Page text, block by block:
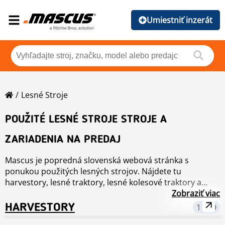
Umiestniť inzerát
Lesné Stroje
POUŽITÉ LESNÉ STROJE STROJE A
ZARIADENIA NA PREDAJ
Mascus je popredná slovenská webová stránka s
ponukou použitých lesných strojov. Nájdete tu
harvestory, lesné traktory, lesné kolesové traktory a
ďalšie, od špičkových značiek ako Timberjack až po
Ponsse a John Deere, ponuka možností je obrovská,
takže sa budete môcť rozhodnúť čo najlepšie. Tak prečo
Zobraziť viac
HARVESTORY 1 789